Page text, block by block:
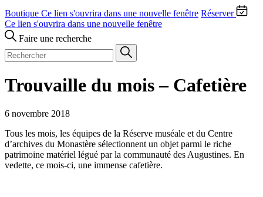
Boutique Ce lien s'ouvrira dans une nouvelle fenêtre Réserver
Ce lien s'ouvrira dans une nouvelle fenêtre
Faire une recherche
Trouvaille du mois – Cafetière
6 novembre 2018
Tous les mois, les équipes de la Réserve muséale et du Centre
d’archives du Monastère sélectionnent un objet parmi le riche
patrimoine matériel légué par la communauté des Augustines. En
vedette, ce mois-ci, une immense cafetière.